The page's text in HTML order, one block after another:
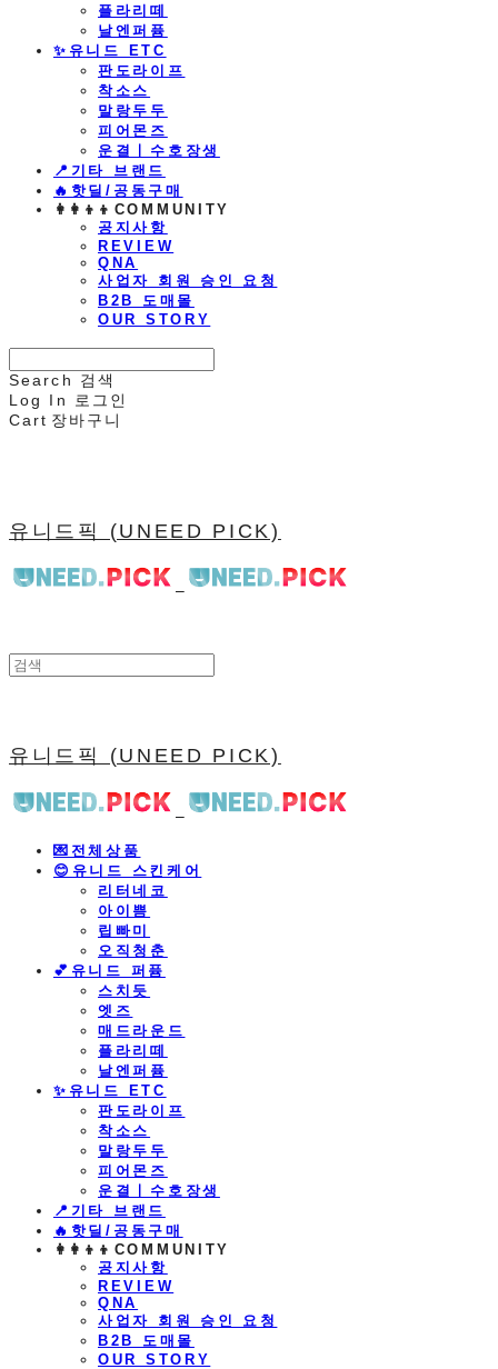
플라리떼
날엔퍼퓸
​✨유니드 ETC
판도라이프
착소스
말랑두두
피어몬즈
운결ㅣ수호장생
📍기타 브랜드
🔥핫딜/공동구매
👩‍👩‍👦‍👦COMMUNITY
공지사항
REVIEW
QNA
사업자 회원 승인 요청
B2B 도매몰
OUR STORY
Search
검색
Log In
로그인
Cart 장바구니
유니드픽 (UNEED PICK)
유니드픽 (UNEED PICK)
💌전체상품
😊유니드 스킨케어
리터네코
아이쁨
립빠미
오직청춘
💕유니드 퍼퓸
스치듯
엣즈
매드라운드
플라리떼
날엔퍼퓸
​✨유니드 ETC
판도라이프
착소스
말랑두두
피어몬즈
운결ㅣ수호장생
📍기타 브랜드
🔥핫딜/공동구매
👩‍👩‍👦‍👦COMMUNITY
공지사항
REVIEW
QNA
사업자 회원 승인 요청
B2B 도매몰
OUR STORY